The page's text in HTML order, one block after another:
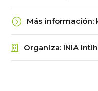
Más información:
Organiza: INIA